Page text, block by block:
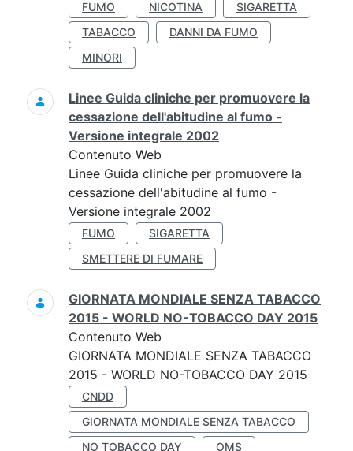
FUMO NICOTINA
SIGARETTA
TABACCO
DANNI DA FUMO
MINORI
Linee Guida cliniche per promuovere la
cessazione dell'abitudine al fumo -
Versione integrale 2002
Contenuto Web
Linee Guida cliniche per promuovere la
cessazione dell'abitudine al fumo -
Versione integrale 2002
FUMO
SIGARETTA
SMETTERE DI FUMARE
GIORNATA MONDIALE SENZA TABACCO
2015 - WORLD NO-TOBACCO DAY 2015
Contenuto Web
GIORNATA MONDIALE SENZA TABACCO
2015 - WORLD NO-TOBACCO DAY 2015
CNDD
GIORNATA MONDIALE SENZA TABACCO
NO TOBACCO DAY
OMS